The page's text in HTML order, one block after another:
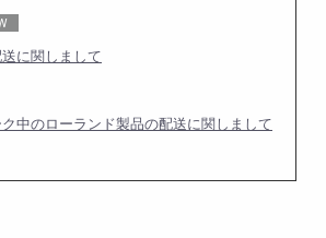
に関しまして
中のローランド製品の配送に関しまして